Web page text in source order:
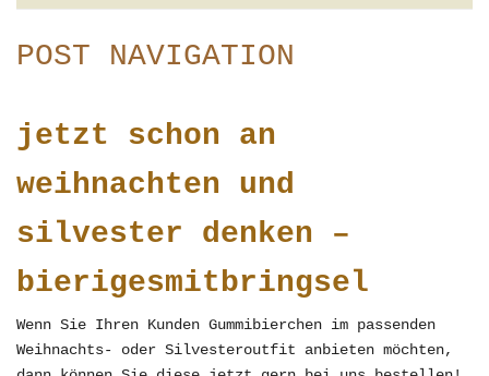
POST NAVIGATION
jetzt schon an
weihnachten und
silvester denken –
bierigesmitbringsel
Wenn Sie Ihren Kunden Gummibierchen im passenden
Weihnachts- oder Silvesteroutfit anbieten möchten,